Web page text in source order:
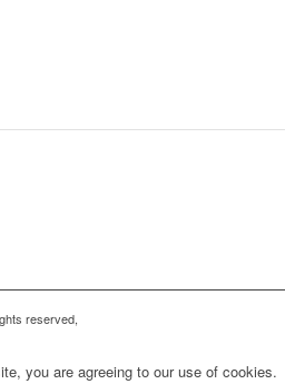
reserved,
you are agreeing to our use of cookies.